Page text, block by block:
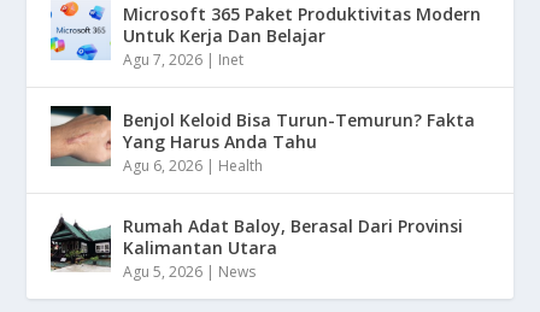
Microsoft 365 Paket Produktivitas Modern
Untuk Kerja Dan Belajar
Agu 7, 2026 | Inet
Benjol Keloid Bisa Turun-Temurun? Fakta
Yang Harus Anda Tahu
Agu 6, 2026 | Health
Rumah Adat Baloy, Berasal Dari Provinsi
Kalimantan Utara
Agu 5, 2026 | News